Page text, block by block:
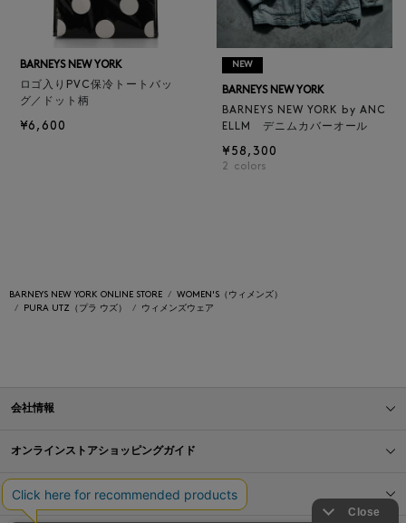
BARNEYS NEW YORK
ロゴ入りPVC保冷トートバッ
グ／ドット柄
¥6,600
NEW
BARNEYS NEW YORK
BARNEYS NEW YORK by ANC
ELLM デニムカバーオール
¥58,300
2 colors
BARNEYS NEW YORK ONLINE STORE
WOMEN'S（ウィメンズ）
PURA UTZ（プラ ウズ）
ウィメンズウェア
会社情報
オンラインストアショッピングガイド
店舗情報